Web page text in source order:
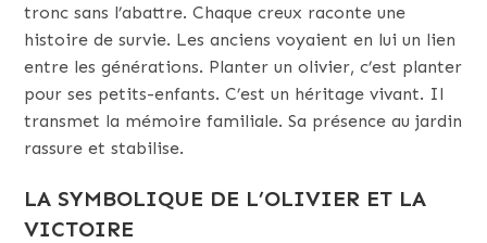
tronc sans l’abattre. Chaque creux raconte une
histoire de survie. Les anciens voyaient en lui un lien
entre les générations. Planter un olivier, c’est planter
pour ses petits-enfants. C’est un héritage vivant. Il
transmet la mémoire familiale. Sa présence au jardin
rassure et stabilise.
LA SYMBOLIQUE DE L’OLIVIER ET LA
VICTOIRE